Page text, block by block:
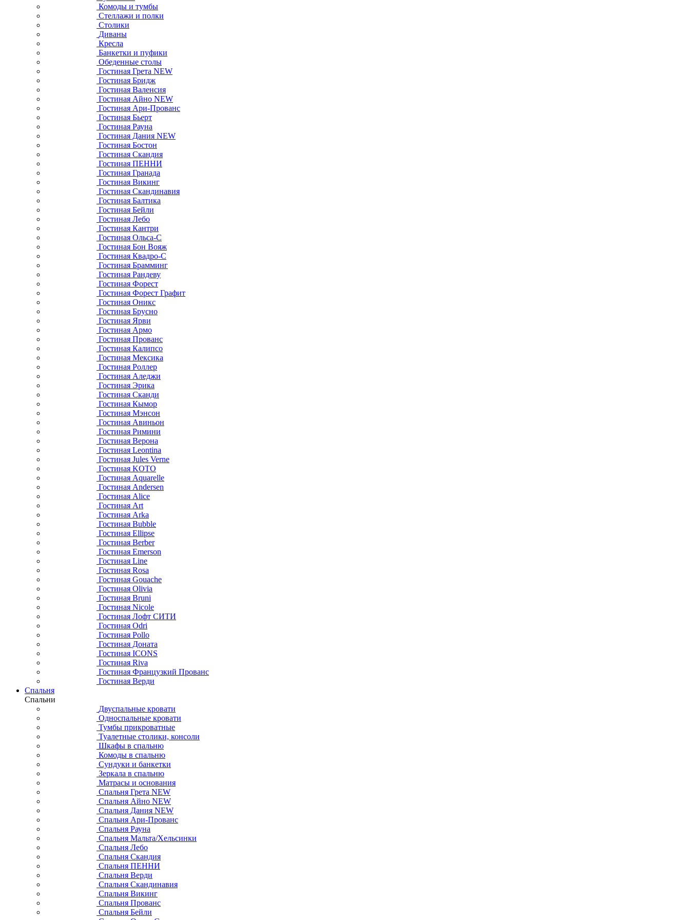
Комоды и тумбы
Стеллажи и полки
Столики
Диваны
Кресла
Банкетки и пуфики
Обеденные столы
Гостиная Грета NEW
Гостиная Бридж
Гостиная Валенсия
Гостиная Айно NEW
Гостиная Ари-Прованс
Гостиная Бьерт
Гостиная Рауна
Гостиная Дания NEW
Гостиная Бостон
Гостиная Скандия
Гостиная ПЕННИ
Гостиная Гранада
Гостиная Викинг
Гостиная Скандинавия
Гостиная Балтика
Гостиная Бейли
Гостиная Лебо
Гостиная Кантри
Гостиная Ольса-С
Гостиная Бон Вояж
Гостиная Квадро-С
Гостиная Брамминг
Гостиная Рандеву
Гостиная Форест
Гостиная Форест Графит
Гостиная Оникс
Гостиная Брусно
Гостиная Ярви
Гостиная Армо
Гостиная Прованс
Гостиная Калипсо
Гостиная Мексика
Гостиная Роллер
Гостиная Аледжи
Гостиная Эрика
Гостиная Сканди
Гостиная Кымор
Гостиная Мэнсон
Гостиная Авиньон
Гостиная Римини
Гостиная Верона
Гостиная Leontina
Гостиная Jules Verne
Гостиная KOTO
Гостиная Aquarelle
Гостиная Andersen
Гостиная Alice
Гостиная Art
Гостиная Arka
Гостиная Bubble
Гостиная Ellipse
Гостиная Berber
Гостиная Emerson
Гостиная Line
Гостиная Rosa
Гостиная Gouache
Гостиная Olivia
Гостиная Bruni
Гостиная Nicole
Гостиная Лофт СИТИ
Гостиная Odri
Гостиная Pollo
Гостиная Доната
Гостиная ICONS
Гостиная Riva
Гостиная Французкий Прованс
Гостиная Верди
Спальня
Спальни
Двуспальные кровати
Односпальные кровати
Тумбы прикроватные
Туалетные столики, консоли
Шкафы в спальню
Комоды в спальню
Сундуки и банкетки
Зеркала в спальню
Матрасы и основания
Спальня Грета NEW
Спальня Айно NEW
Спальня Дания NEW
Спальня Ари-Прованс
Спальня Рауна
Спальня Мальта/Хельсинки
Спальня Лебо
Спальня Скандия
Спальня ПЕННИ
Спальня Верди
Спальня Скандинавия
Спальня Викинг
Спальня Прованс
Спальня Бейли